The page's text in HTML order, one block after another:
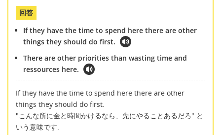
回答
If they have the time to spend here there are other
things they should do first.
There are other priorities than wasting time and
ressources here.
If they have the time to spend here there are other
things they should do first.
"こんな所に金と時間かけるなら、先にやることあるだろ" と
いう意味です.